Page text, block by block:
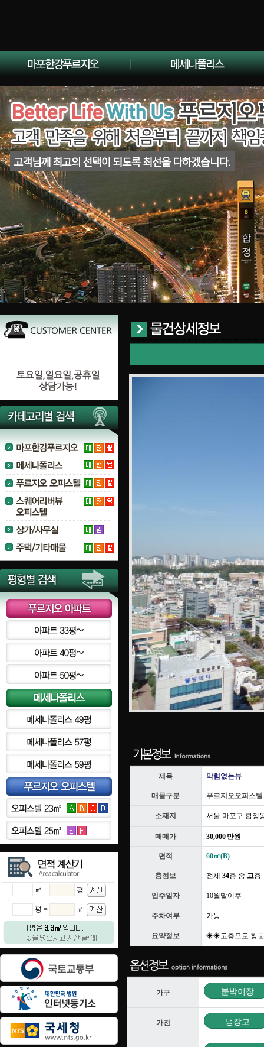
㎡ = 평
평 = ㎡
제목 막힘없는뷰
매물구분 푸르지오오피스텔
소재지 서울 마포구 합정
매매가 30,000 만원
면적 60㎡(B)
층정보 전체 34층 중 고층
입주일자 10월말이후
주차여부 가능
요약정보 ◈◈고층으로 창문
가구 붙박이장
가전 냉장고